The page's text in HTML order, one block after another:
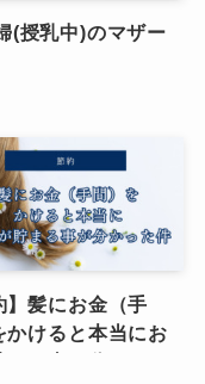
(授乳中)のマザー
】髪にお金（手
かけると本当にお